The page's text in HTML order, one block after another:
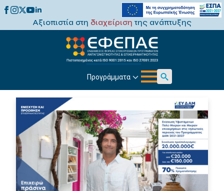
Αξιοπιστία στη διαχείριση της ανάπτυξης
Προγράμματα
Search